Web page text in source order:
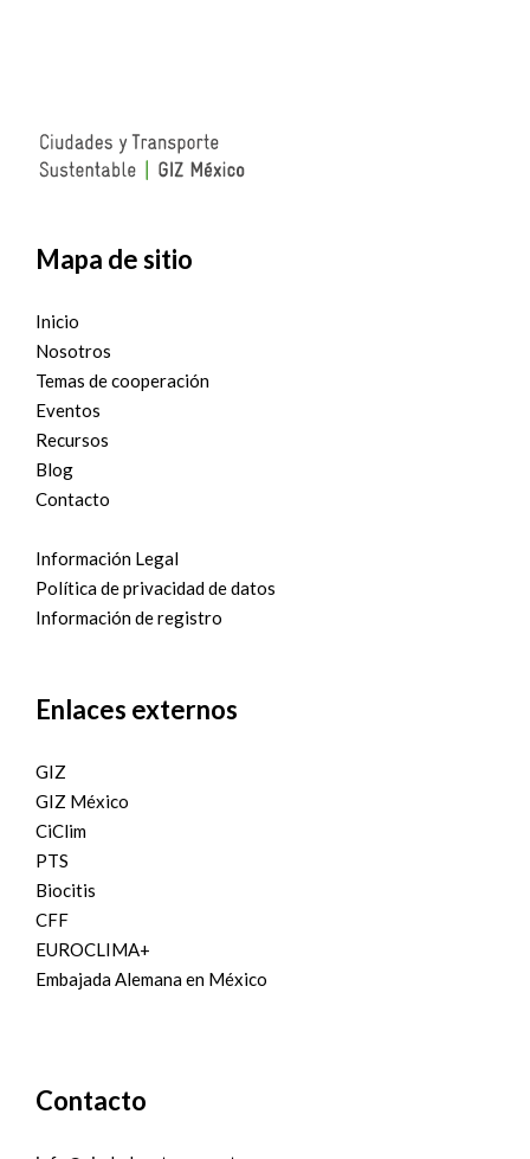
Mapa de sitio
Inicio
Nosotros
Temas de cooperación
Eventos
Recursos
Blog
Contacto
Información Legal
Política de privacidad de datos
Información de registro
Enlaces externos
GIZ
GIZ México
CiClim
PTS
Biocitis
CFF
EUROCLIMA+
Embajada Alemana en México
Contacto